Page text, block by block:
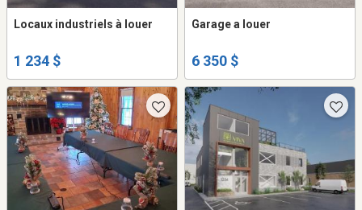
Locaux industriels à louer
1 234 $
Garage a louer
6 350 $